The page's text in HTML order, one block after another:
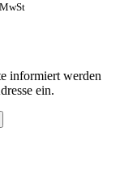
informiert werden
ein.